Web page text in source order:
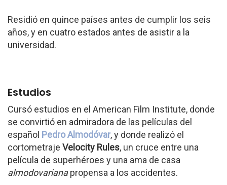
Residió en quince países antes de cumplir los seis
años, y en cuatro estados antes de asistir a la
universidad.
Estudios
Cursó estudios en el American Film Institute, donde
se convirtió en admiradora de las películas del
español Pedro Almodóvar, y donde realizó el
cortometraje Velocity Rules, un cruce entre una
película de superhéroes y una ama de casa
almodovarianapropensa a los accidentes.